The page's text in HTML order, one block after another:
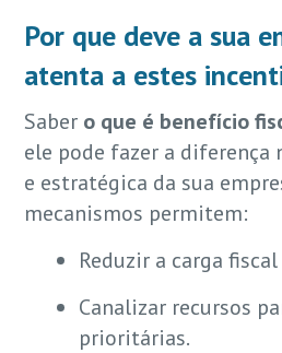
Por que deve a sua
atenta a estes
Saber o que é benefício
ele pode fazer a diferença
e estratégica da sua
mecanismos permitem:
Reduzir a carga
Canalizar recursos
prioritárias.